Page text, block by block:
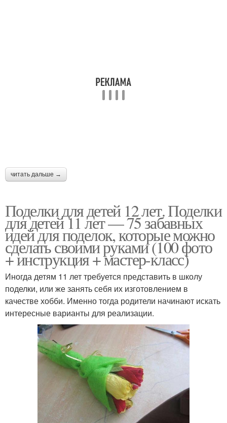
читать дальше →
Поделки для детей 12 лет. Поделки
для детей 11 лет — 75 забавных
идей для поделок, которые можно
сделать своими руками (100 фото
+ инструкция + мастер-класс)
Иногда детям 11 лет требуется представить в школу
поделки, или же занять себя их изготовлением в
качестве хобби. Именно тогда родители начинают искать
интересные варианты для реализации.